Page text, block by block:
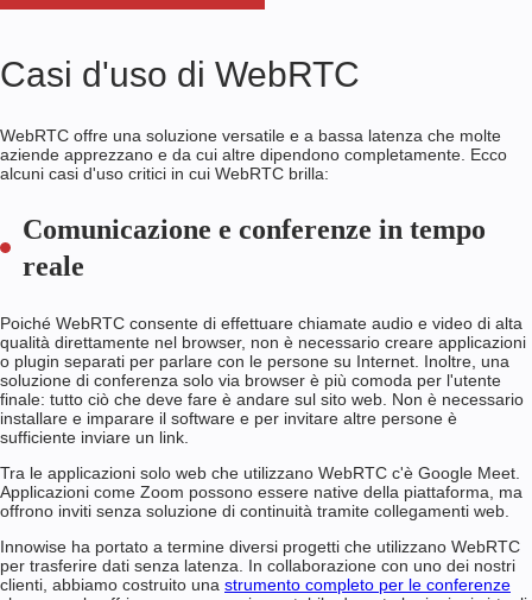
Casi d'uso di WebRTC
WebRTC offre una soluzione versatile e a bassa latenza che molte
aziende apprezzano e da cui altre dipendono completamente. Ecco
alcuni casi d'uso critici in cui WebRTC brilla:
Comunicazione e conferenze in tempo
reale
Poiché WebRTC consente di effettuare chiamate audio e video di alta
qualità direttamente nel browser, non è necessario creare applicazioni
o plugin separati per parlare con le persone su Internet. Inoltre, una
soluzione di conferenza solo via browser è più comoda per l'utente
finale: tutto ciò che deve fare è andare sul sito web. Non è necessario
installare e imparare il software e per invitare altre persone è
sufficiente inviare un link.
Tra le applicazioni solo web che utilizzano WebRTC c'è Google Meet.
Applicazioni come Zoom possono essere native della piattaforma, ma
offrono inviti senza soluzione di continuità tramite collegamenti web.
Innowise ha portato a termine diversi progetti che utilizzano WebRTC
per trasferire dati senza latenza. In collaborazione con uno dei nostri
clienti, abbiamo costruito una strumento completo per le conferenze